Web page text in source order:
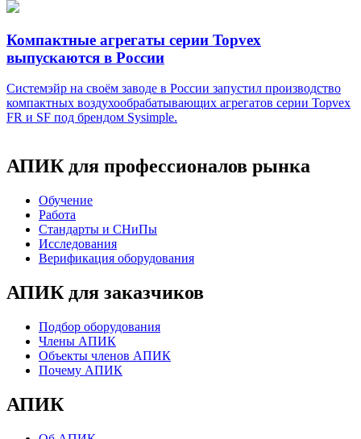
Компактные агрегаты серии Topvex
выпускаются в России
Системэйр на своём заводе в России запустил производство
компактных воздухообрабатывающих агрегатов серии Topvex
FR и SF под брендом Sysimple.
АПИК для профессионалов рынка
Обучение
Работа
Стандарты и СНиПы
Исследования
Верификация оборудования
АПИК для заказчиков
Подбор оборудования
Члены АПИК
Объекты членов АПИК
Почему АПИК
АПИК